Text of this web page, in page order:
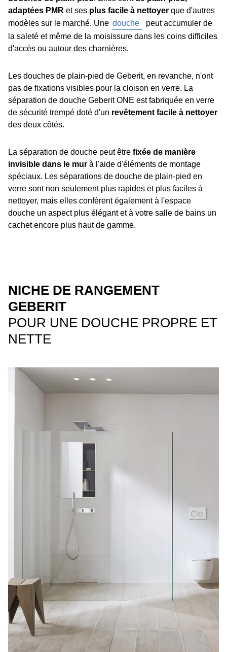
adaptées PMR et ses plus facile à nettoyer que d'autres
modèles sur le marché. Une douche
peut accumuler de
la saleté et même de la moisissure dans les coins difficiles
d'accès ou autour des charnières.
Les douches de plain-pied de Geberit, en revanche, n'ont
pas de fixations visibles pour la cloison en verre. La
séparation de douche Geberit ONE est fabriquée en verre
de sécurité trempé doté d'un revêtement facile à nettoyer
des deux côtés.
La séparation de douche peut être fixée de manière
invisible dans le mur à l'aide d'éléments de montage
spéciaux. Les séparations de douche de plain-pied en
verre sont non seulement plus rapides et plus faciles à
nettoyer, mais elles confèrent également à l'espace
douche un aspect plus élégant et à votre salle de bains un
cachet encore plus haut de gamme.
NICHE DE RANGEMENT
GEBERIT
POUR UNE DOUCHE PROPRE ET
NETTE